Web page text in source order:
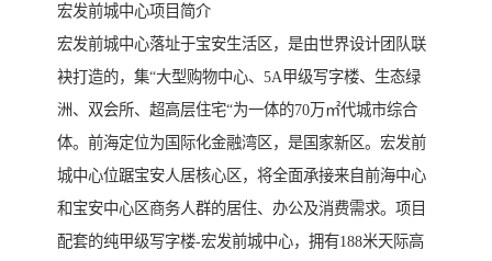
宏发前城中心项目简介
宏发前城中心落址于宝安生活区，是由世界设计团队联
袂打造的，集“大型购物中心、5A甲级写字楼、生态绿
洲、双会所、超高层住宅“为一体的70万㎡代城市综合
体。前海定位为国际化金融湾区，是国家新区。宏发前
城中心位踞宝安人居核心区，将全面承接来自前海中心
和宝安中心区商务人群的居住、办公及消费需求。项目
配套的纯甲级写字楼-宏发前城中心，拥有188米天际高